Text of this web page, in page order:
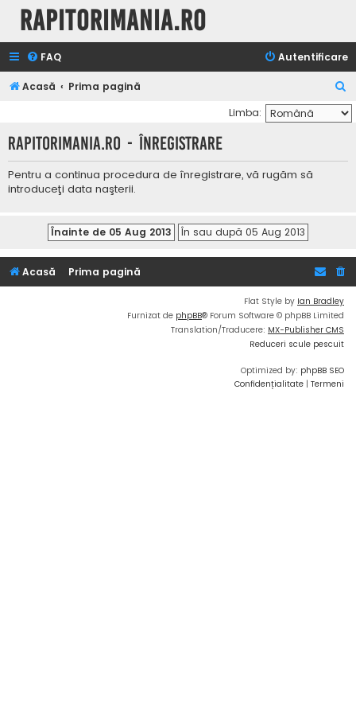
Rapitorimania.ro
FAQ Autentificare
Acasă Prima pagină
ă
u
Limba:
Rapitorimania.ro - Înregistrare
Pentru a continua procedura de înregistrare, vă rugăm să
introduceţi data naşterii.
Acasă Prima pagină
Flat Style by Ian Bradley
Furnizat de phpBB® Forum Software © phpBB Limited
Translation/Traducere: MX-Publisher CMS
Reduceri scule pescuit
Optimized by: phpBB SEO
Confidențialitate | Termeni